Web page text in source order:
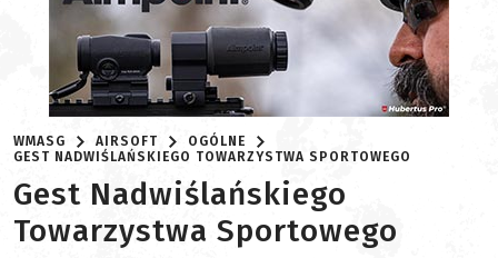
WMASG AIRSOFT
OGÓLNE
GEST NADWIŚLAŃSKIEGO TOWARZYSTWA SPORTOWEGO
Gest Nadwiślańskiego
Towarzystwa Sportowego